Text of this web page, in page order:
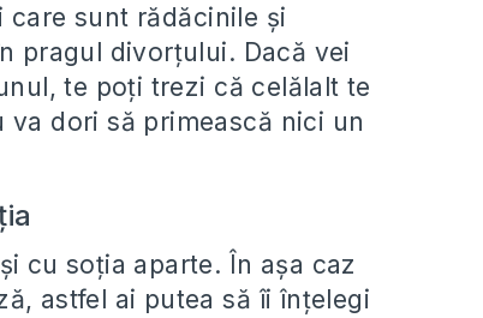
care sunt rădăcinile și
pragul divorțului. Dacă vei
te poți trezi că celălalt te
dori să primească nici un
cu soția aparte. În așa caz
astfel ai putea să îi înțelegi